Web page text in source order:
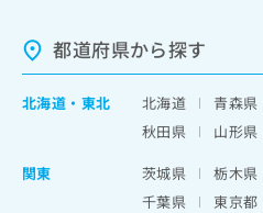
都道府県から探す
北海道 ・ 東北 北海道 青森県
秋田県
山形県
関東
茨城県 栃木県
千葉県
東京都